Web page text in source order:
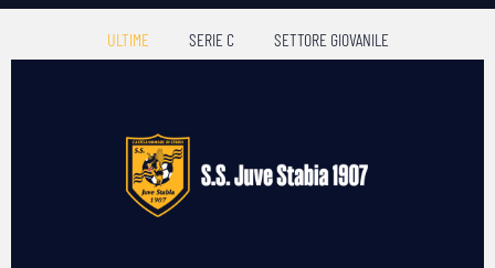
ULTIME SERIE C SETTORE GIOVANILE